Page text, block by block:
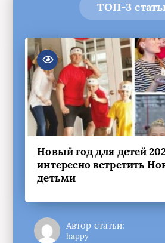
ТОП-3
Новый год для детей
интересно встретить
детьми
Автор статьи:
happy